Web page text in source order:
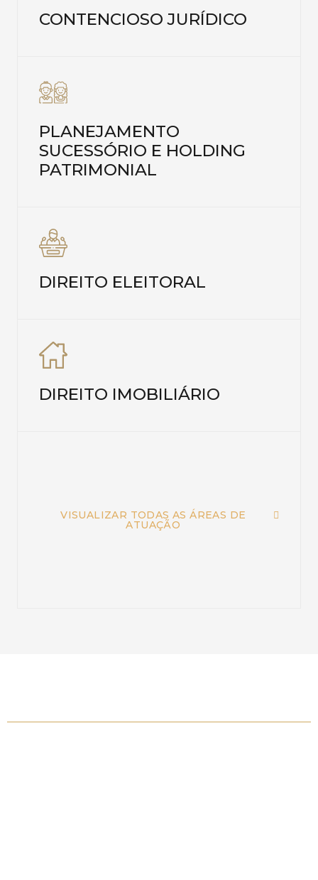
CONTENCIOSO JURÍDICO
PLANEJAMENTO
SUCESSÓRIO E HOLDING
PATRIMONIAL
DIREITO ELEITORAL
DIREITO IMOBILIÁRIO
VISUALIZAR TODAS AS ÁREAS DE
ATUAÇÃO